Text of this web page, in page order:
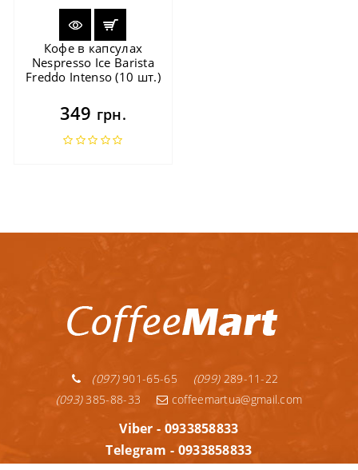
Кофе в капсулах
Nespresso Ice Barista
Freddo Intenso (10 шт.)
349 грн.
(097)901-65-65 (099)289-11-22
(093)385-88-33 coffeemartua@gmail.com
Viber - 0933858833
Telegram - 0933858833